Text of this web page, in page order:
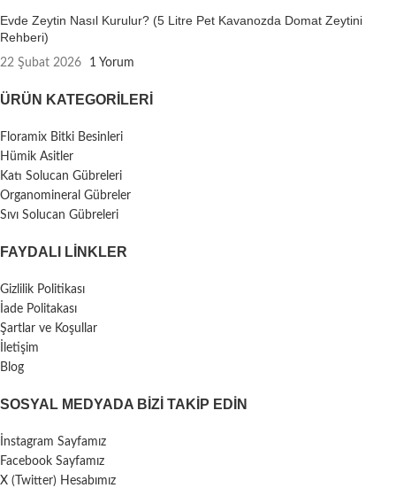
Evde Zeytin Nasıl Kurulur? (5 Litre Pet Kavanozda Domat Zeytini
Rehberi)
22 Şubat 2026 1 Yorum
ÜRÜN KATEGORILERI
Floramix Bitki Besinleri
Hümik Asitler
Katı Solucan Gübreleri
Organomineral Gübreler
Sıvı Solucan Gübreleri
FAYDALI LİNKLER
Gizlilik Politikası
İade Politakası
Şartlar ve Koşullar
İletişim
Blog
SOSYAL MEDYADA BIZI TAKIP EDIN
İnstagram Sayfamız
Facebook Sayfamız
X (Twitter) Hesabımız